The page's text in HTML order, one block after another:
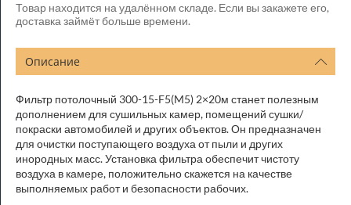
Товар находится на удалённом складе. Если вы закажете его,
доставка займёт больше времени.
Описание
Фильтр потолочный 300-15-F5(M5) 2×20м станет полезным
дополнением для сушильных камер, помещений сушки/
покраски автомобилей и других объектов. Он предназначен
для очистки поступающего воздуха от пыли и других
инородных масс. Установка фильтра обеспечит чистоту
воздуха в камере, положительно скажется на качестве
выполняемых работ и безопасности рабочих.